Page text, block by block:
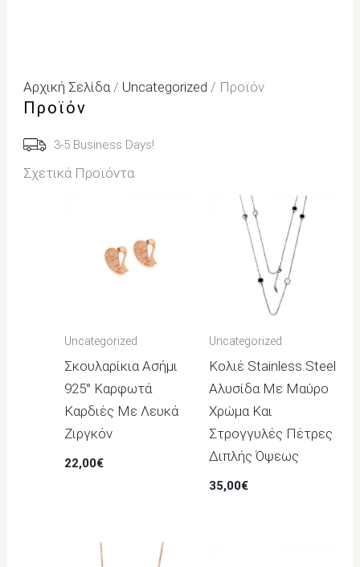
Αρχική Σελίδα / Uncategorized / Προϊόν
Προϊόν
3-5 Business Days!
Σχετικά Προϊόντα
Uncategorized
Σκουλαρίκια Ασήμι
925° Καρφωτά
Καρδιές Με Λευκά
Ζιργκόν
22,00€
Uncategorized
Κολιέ Stainless Steel
Αλυσίδα Με Μαύρο
Χρώμα Και
Στρογγυλές Πέτρες
Διπλής Όψεως
35,00€